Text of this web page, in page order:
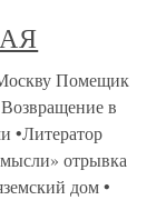
Помещик
в
•Литератор
отрывка
дом •